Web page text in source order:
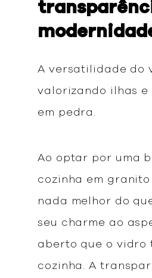
A versatilidade do
valorizando ilhas e
em pedra.
Ao optar por uma
cozinha em granito
nada melhor do
seu charme ao
aberto que o vidro
cozinha. A